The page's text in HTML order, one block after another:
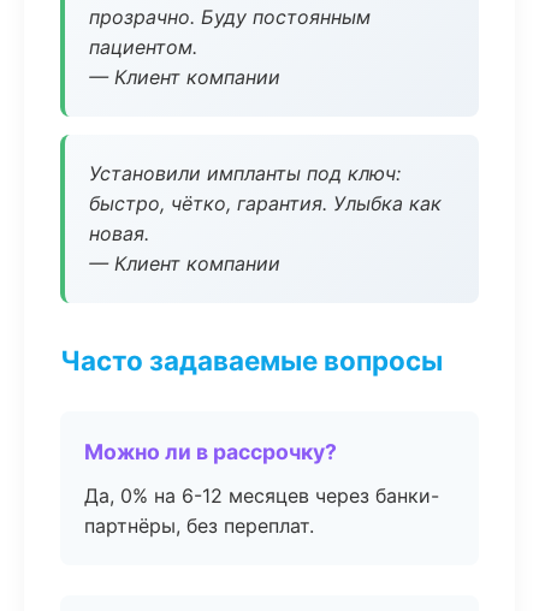
прозрачно. Буду постоянным
пациентом.
— Клиент компании
Установили импланты под ключ:
быстро, чётко, гарантия. Улыбка как
новая.
— Клиент компании
Часто задаваемые вопросы
Можно ли в рассрочку?
Да, 0% на 6-12 месяцев через банки-
партнёры, без переплат.